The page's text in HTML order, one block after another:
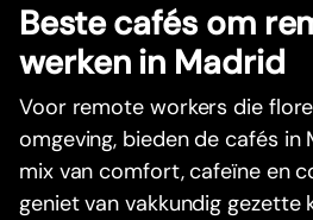
Beste cafés om
werken in Madrid
Voor remote workers die
omgeving, bieden de cafés
mix van comfort, cafeïne en
geniet van vakkundig gezette